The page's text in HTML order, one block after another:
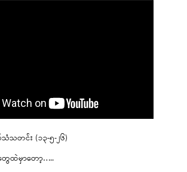
သံသတင်း (၁၃-၅-၂၆)
ေထဲမှာတော့…..